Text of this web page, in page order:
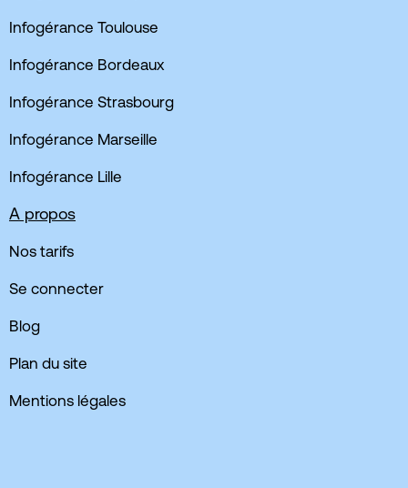
Infogérance Toulouse
Infogérance Bordeaux
Infogérance Strasbourg
Infogérance Marseille
Infogérance Lille
A propos
Nos tarifs
Se connecter
Blog
Plan du site
Mentions légales